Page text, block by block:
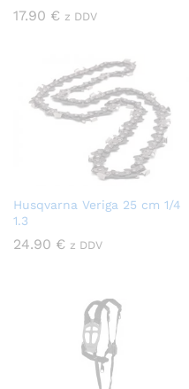
17.90 € z DDV
Husqvarna Veriga 25 cm 1/4
1.3
24.90 € z DDV